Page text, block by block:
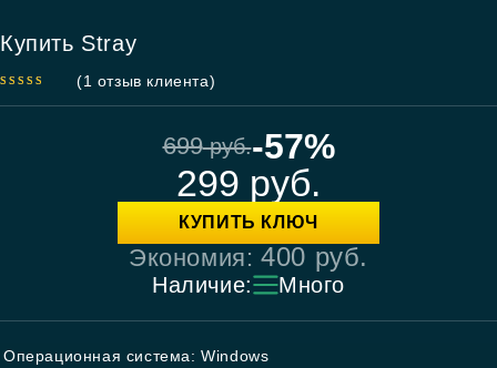
Купить Stray
(1 отзыв клиента)
699руб.-57%
299 руб.
КУПИТЬ КЛЮЧ
Экономия:400 руб.
Наличие: Много
Операционная система: Windows